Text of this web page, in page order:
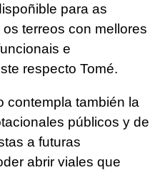
para as
terreos con mellores
e
respecto Tomé.
contempla también la
públicos y de
a futuras
abrir viales que